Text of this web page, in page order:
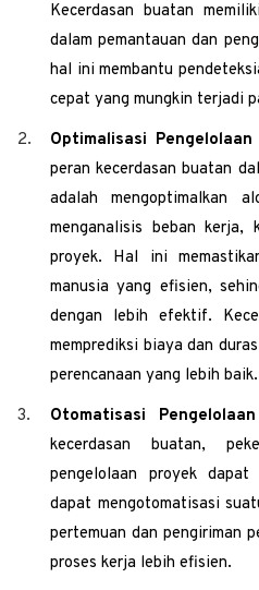
Kecerdasan buatan
dalam pemantauan dan
hal ini membantu
cepat yang mungkin terjadi
Optimalisasi
peran kecerdasan buatan
adalah mengoptimalkan
menganalisis beban kerja,
proyek. Hal ini
manusia yang efisien,
dengan lebih efektif.
memprediksi biaya dan
perencanaan yang lebih
Otomatisasi
kecerdasan buatan,
pengelolaan proyek
dapat mengotomatisasi
pertemuan dan pengiriman
proses kerja lebih efisien.